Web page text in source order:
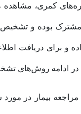
کمری، مشاهده
مشترک بوده و
و برای دریافت
ادامه روش‌های
بیمار در مورد